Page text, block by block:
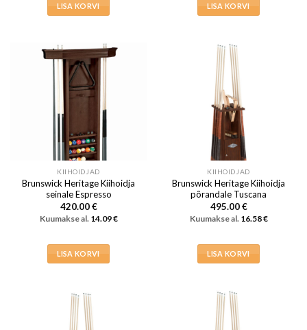
LISA KORVI LISA KORVI
KIIHOIDJAD
Brunswick Heritage Kiihoidja
seinale Espresso
420.00€
Kuumakse al. 14.09€
LISA KORVI
KIIHOIDJAD
Brunswick Heritage Kiihoidja
põrandale Tuscana
495.00€
Kuumakse al. 16.58€
LISA KORVI